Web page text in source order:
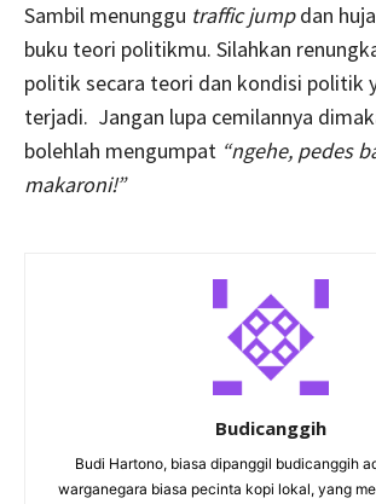
Sambil menunggu traffic jumpdan
buku teori politikmu. Silahkan
politik secara teori dan kondisi politik
terjadi. Jangan lupa cemilannya
bolehlah mengumpat “ngehe, pedes
makaroni!”
Budicanggih
Budi Hartono, biasa dipanggil budicanggih
warganegara biasa pecinta kopi lokal, yang